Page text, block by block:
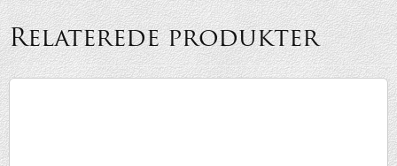
Relaterede produkter